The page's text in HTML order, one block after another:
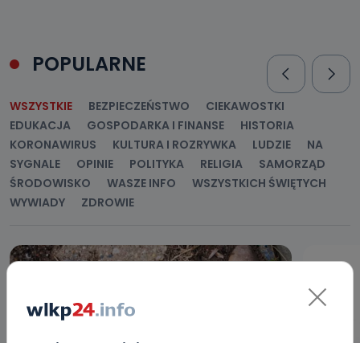
POPULARNE
WSZYSTKIE BEZPIECZEŃSTWO
CIEKAWOSTKI
EDUKACJA
GOSPODARKA I FINANSE
HISTORIA
KORONAWIRUS
KULTURA I ROZRYWKA LUDZIE
NA
SYGNALE
OPINIE POLITYKA RELIGIA
SAMORZĄD
ŚRODOWISKO
WASZE INFO
WSZYSTKICH ŚWIĘTYCH
WYWIADY
ZDROWIE